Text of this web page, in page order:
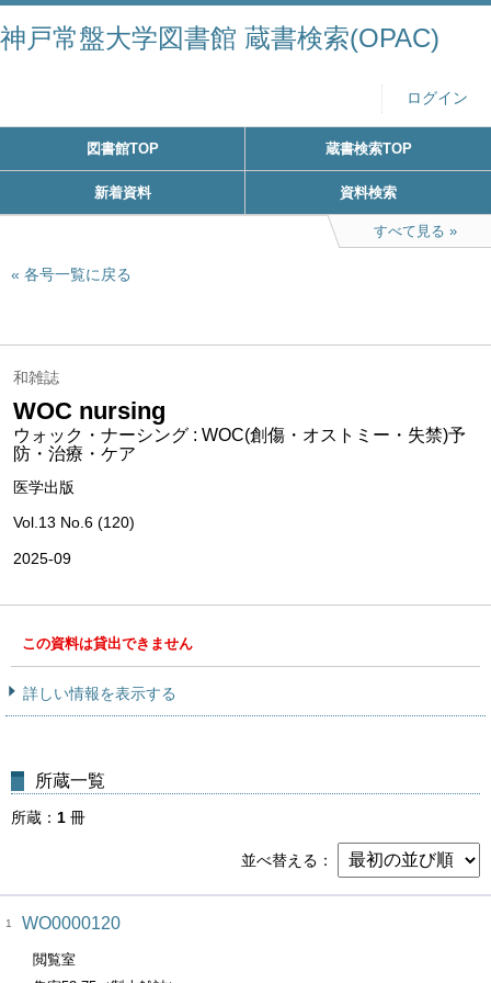
神戸常盤大学図書館 蔵書検索(OPAC)
ログイン
図書館TOP 蔵書検索TOP
新着資料 資料検索
すべて見る
各号一覧に戻る
和雑誌
WOC nursing
ウォック・ナーシング : WOC(創傷・オストミー・失禁)予
防・治療・ケア
医学出版
Vol.13 No.6 (120)
2025-09
この資料は貸出できません
詳しい情報を表示する
所蔵一覧
所蔵 1 冊
並べ替える
1 WO0000120
閲覧室